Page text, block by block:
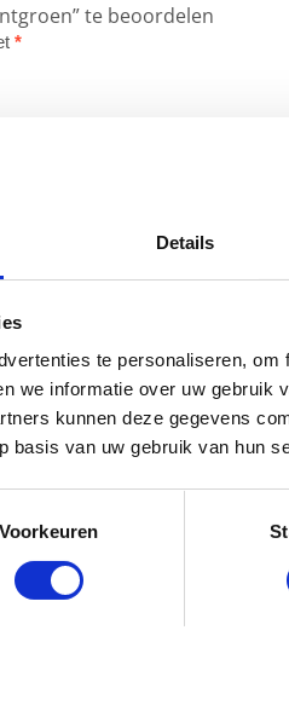
Details
te personaliseren,
we informatie over uw gebruik
kunnen deze gegevens
basis van uw gebruik van hun
Voorkeuren
te beoordelen
*